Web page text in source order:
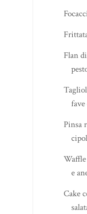
Flan
Pinsa
Waffle
e
Cake